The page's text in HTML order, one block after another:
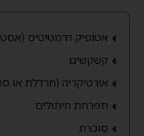
אטופיק דרמטיטיס
קשקשים
אורטיקריה (חרדלת או
תפרחת חיתולים
סוכרת